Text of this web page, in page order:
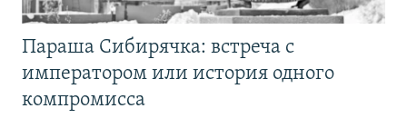
Параша Сибирячка: встреча с
императором или история одного
компромисса